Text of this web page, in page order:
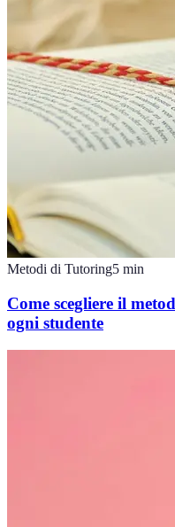
Metodi di Tutoring5 min
Come scegliere il
ogni studente